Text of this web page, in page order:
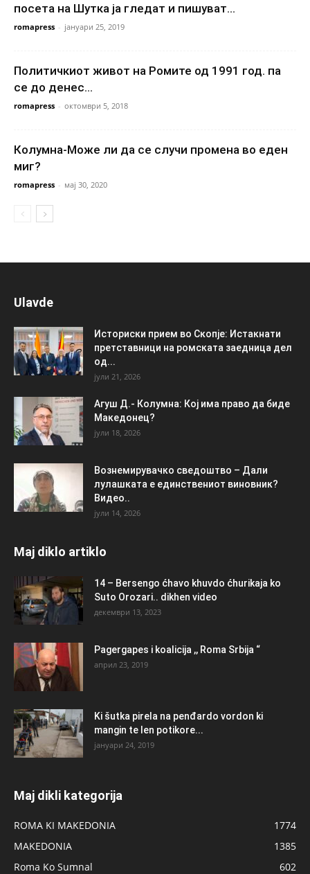
посета на Шутка ја гледат и пишуват...
romapress - јануари 25, 2019
Политичкиот живот на Ромите од 1991 год. па
се до денес…
romapress - октомври 5, 2018
Колумна-Може ли да се случи промена во еден
миг?
romapress - мај 30, 2020
Ulavde
Историски прием во Скопје: Истакнати
претставници на ромската заедница дел
од...
јули 21, 2026
Агуш Д.- Колумна: Кој има право да биде
Македонец?
јули 18, 2026
Вознемирувачко сведоштво – Дали
лулашката е единствениот виновник?
Видео..
јули 14, 2026
Maj diklo artiklo
14 – Bersengo ćhavo khuvdo ćhurikaja ko
Suto Orozari.. dikhen video
декември 13, 2023
Pagergapes i koalicija ,, Roma Srbija “
април 23, 2019
Ki šutka pirela na penđardo vordon ki
mangin te len potikore...
јануари 24, 2019
Maj dikli kategorija
ROMA KI MAKEDONIA
1774
MAKEDONIA
1385
Roma Ko Sumnal
602